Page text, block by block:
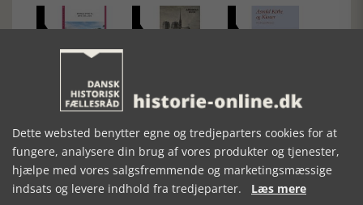
ØRRE OG
STUDSGAARD
OG KLOSTER
Dette websted benytter egne og tredjeparters cookies for at
fungere, analysere din brug af vores produkter og tjenester,
hjælpe med vores salgsfremmende og marketingsmæssige
indsats og levere indhold fra tredjeparter. Læs mere